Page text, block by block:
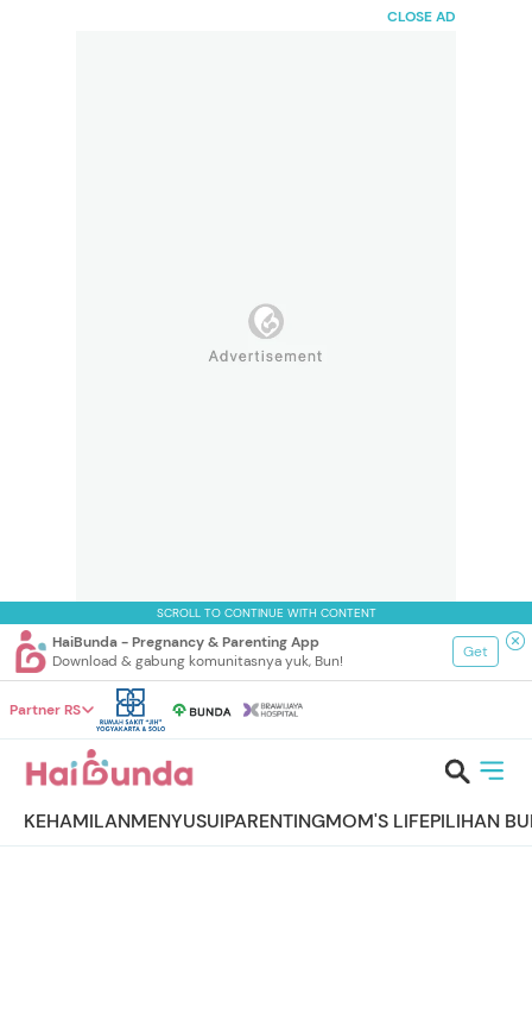
CLOSE AD
SCROLL TO CONTINUE WITH CONTENT
HaiBunda - Pregnancy & Parenting App
Download & gabung komunitasnya yuk, Bun!
Get
Partner RS
KEHAMILANMENYUSUIPARENTINGMOM'S LIFEPILIHAN